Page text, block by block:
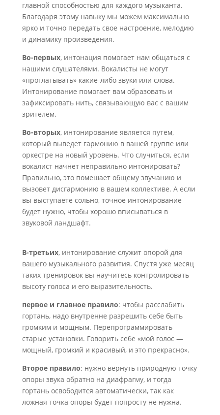
главной способностью для каждого музыканта.
Благодаря этому навыку мы можем максимально
ярко и точно передать свое настроение, мелодию
и динамику произведения.
Во-первых, интонация помогает нам общаться с
нашими слушателями. Вокалисты не могут
«проглатывать» какие-либо звуки или слова.
Интонирование помогает вам образовать и
зафиксировать нить, связывающую вас с вашим
зрителем.
Во-вторых, интонирование является путем,
который выведет гармонию в вашей группе или
оркестре на новый уровень. Что случиться, если
вокалист начнет неправильно интонировать?
Правильно, это помешает общему звучанию и
вызовет дисгармонию в вашем коллективе. А если
вы выступаете сольно, точное интонирование
будет нужно, чтобы хорошо вписываться в
звуковой ландшафт.
В-третьих, интонирование служит опорой для
вашего музыкального развития. Спустя уже месяц
таких тренировок вы научитесь контролировать
высоту голоса и его выразительность.
первое и главное правило: чтобы расслабить
гортань, надо внутренне разрешить себе быть
громким и мощным. Перепрограммировать
старые установки. Говорить себе «мой голос —
мощный, громкий и красивый, и это прекрасно».
Второе правило: нужно вернуть природную точку
опоры звука обратно на диафрагму, и тогда
гортань освободится автоматически, так как
ложная точка опоры будет попросту не нужна.